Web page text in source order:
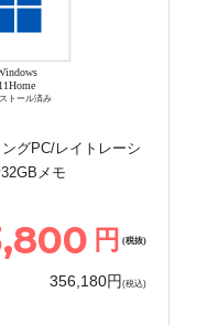
11Home
トール済み
グPC/レイトレーシ
メモ
円 (税抜)
356,180円 (税込)